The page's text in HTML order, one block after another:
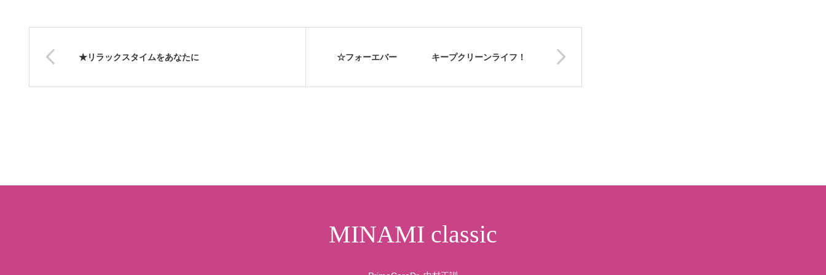
★リラックスタイムをあなたに ☆フォーエバー キープクリーンライフ！
MINAMI classic